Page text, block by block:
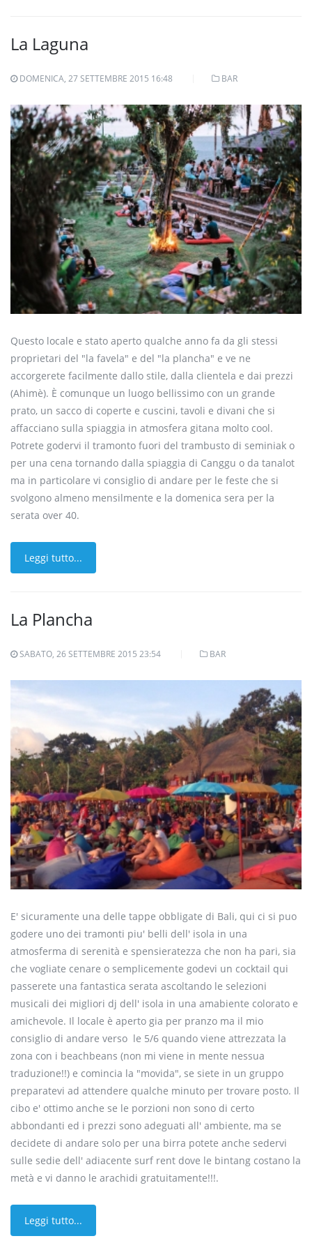
La Laguna
DOMENICA, 27 SETTEMBRE 2015 16:48 BAR
Questo locale e stato aperto qualche anno fa da gli stessi
proprietari del "la favela" e del "la plancha" e ve ne
accorgerete facilmente dallo stile, dalla clientela e dai prezzi
(Ahimè). È comunque un luogo bellissimo con un grande
prato, un sacco di coperte e cuscini, tavoli e divani che si
affacciano sulla spiaggia in atmosfera gitana molto cool.
Potrete godervi il tramonto fuori del trambusto di seminiak o
per una cena tornando dalla spiaggia di Canggu o da tanalot
ma in particolare vi consiglio di andare per le feste che si
svolgono almeno mensilmente e la domenica sera per la
serata over 40.
Leggi tutto...
La Plancha
SABATO, 26 SETTEMBRE 2015 23:54 BAR
E' sicuramente una delle tappe obbligate di Bali, qui ci si puo
godere uno dei tramonti piu' belli dell' isola in una
atmosferma di serenità e spensieratezza che non ha pari, sia
che vogliate cenare o semplicemente godevi un cocktail qui
passerete una fantastica serata ascoltando le selezioni
musicali dei migliori dj dell' isola in una amabiente colorato e
amichevole. Il locale è aperto gia per pranzo ma il mio
consiglio di andare verso le 5/6 quando viene attrezzata la
zona con i beachbeans (non mi viene in mente nessua
traduzione!!) e comincia la "movida", se siete in un gruppo
preparatevi ad attendere qualche minuto per trovare posto. Il
cibo e' ottimo anche se le porzioni non sono di certo
abbondanti ed i prezzi sono adeguati all' ambiente, ma se
decidete di andare solo per una birra potete anche sedervi
sulle sedie dell' adiacente surf rent dove le bintang costano la
metà e vi danno le arachidi gratuitamente!!!.
Leggi tutto...